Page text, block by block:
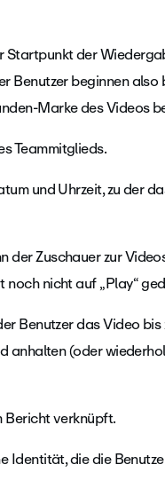
Startpunkt der
Benutzer beginnen
Marke des Videos
Teammitglieds.
und Uhrzeit, zu der
der Zuschauer zur
nicht auf „Play“
Benutzer das Video
anhalten (oder
verknüpft.
Identität, die die